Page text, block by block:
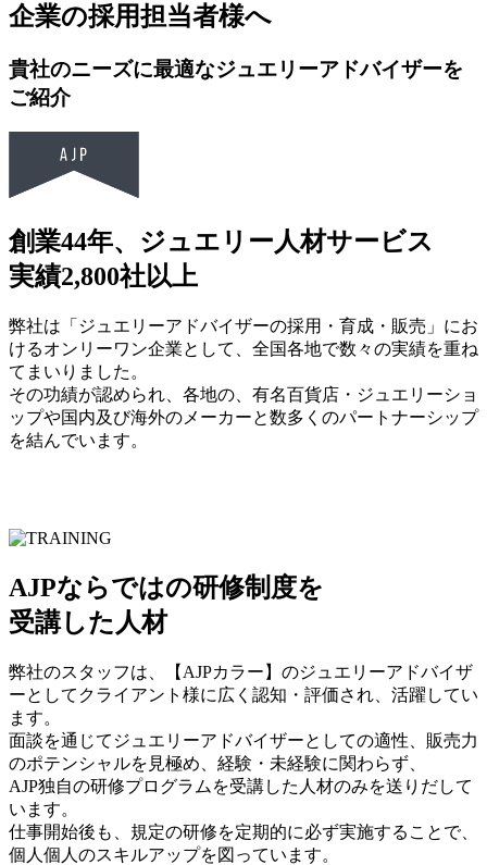
企業の採用担当者様へ
貴社のニーズに最適なジュエリーアドバイザーを
ご紹介
創業44年、ジュエリー人材サービス
実績2,800社以上
弊社は「ジュエリーアドバイザーの採用・育成・販売」にお
けるオンリーワン企業として、全国各地で数々の実績を重ね
てまいりました。
その功績が認められ、各地の、有名百貨店・ジュエリーショ
ップや国内及び海外のメーカーと数多くのパートナーシップ
を結んでいます。
AJPならではの研修制度を
受講した人材
弊社のスタッフは、【AJPカラー】のジュエリーアドバイザ
ーとしてクライアント様に広く認知・評価され、活躍してい
ます。
面談を通じてジュエリーアドバイザーとしての適性、販売力
のポテンシャルを見極め、経験・未経験に関わらず、
AJP独自の研修プログラムを受講した人材のみを送りだして
います。
仕事開始後も、規定の研修を定期的に必ず実施することで、
個人個人のスキルアップを図っています。